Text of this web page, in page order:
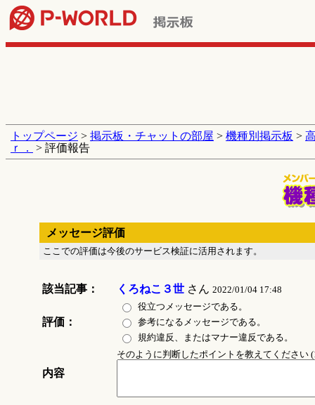
トップページ > 掲示板・チャットの部屋 > 機種別掲示板 >
ｒ．
> 評価報告
メッセージ評価
ここでの評価は今後のサービス検証に活用されます。
該当記事： くろねこ３世さん 2022/01/04 17:48
評価：
役立つメッセージである。
参考になるメッセージである。
規約違反、またはマナー違反である。
内容
そのように判断したポイントを教えてください